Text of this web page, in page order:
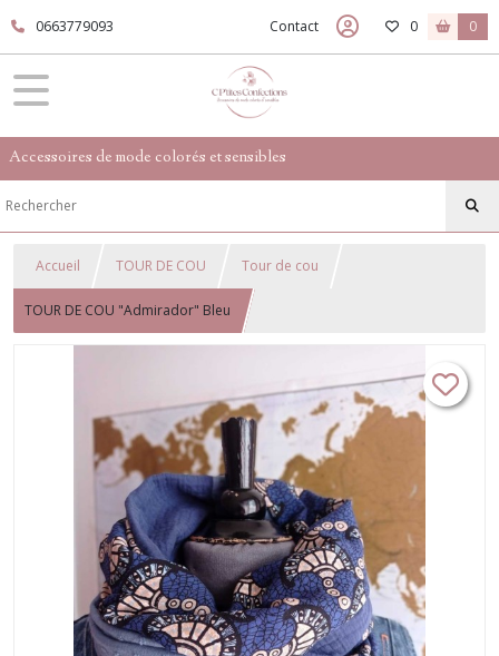
0663779093 Contact 0 0
Accessoires de mode colorés et sensibles
Accueil TOUR DE COU Tour de cou
TOUR DE COU "Admirador" Bleu